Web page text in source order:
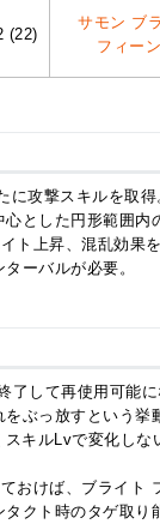
(22)
サモン ブ
フィー
に攻撃スキルを取得
とした円形範囲内
ト上昇、混乱効果を
ーバルが必要。
了して再使用可能
ぶっ放すという挙
キルLvで変化しな
おけば、ブライト
クト時のタゲ取り